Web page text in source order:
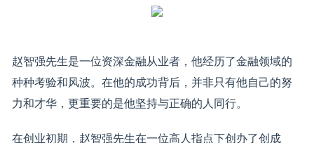
赵智强先生是一位资深金融从业者，他经历了金融领域的
种种考验和风波。在他的成功背后，并非只有他自己的努
力和才华，更重要的是他坚持与正确的人同行。
在创业初期，赵智强先生在一位高人指点下创办了创成